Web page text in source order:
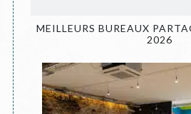
MEILLEURS BUREAUX
2026